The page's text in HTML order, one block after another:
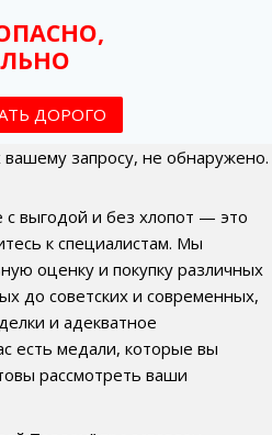
ДОРОГО
запросу, не обнаружено.
выгодой и без хлопот — это
к специалистам. Мы
оценку и покупку различных
до советских и современных,
и адекватное
есть медали, которые вы
рассмотреть ваши